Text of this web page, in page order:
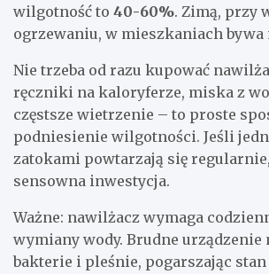
wilgotność to 40-60%. Zimą, przy
ogrzewaniu, w mieszkaniach bywa
Nie trzeba od razu kupować
ręczniki na kaloryferze, miska z
częstsze wietrzenie – to proste
podniesienie wilgotności. Jeśli
zatokami powtarzają się
sensowna inwestycja.
Ważne: nawilżacz wymaga
wymiany wody. Brudne urządzenie
bakterie i pleśnie, pogarszając